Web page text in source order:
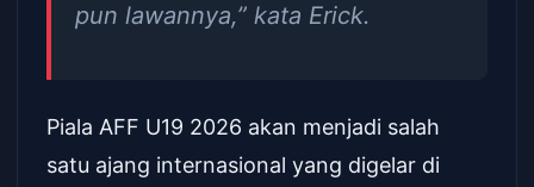
pun lawannya,” kata Erick.
Piala AFF U19 2026 akan menjadi salah
satu ajang internasional yang digelar di